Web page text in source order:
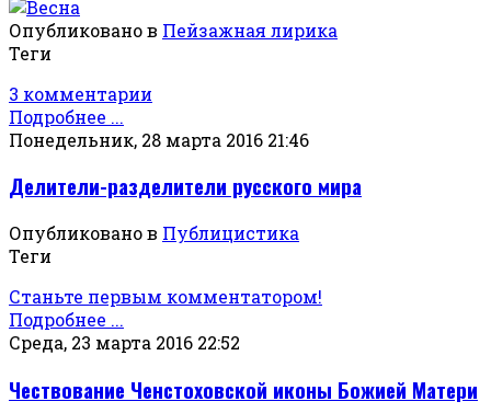
Опубликовано в Пейзажная лирика
Теги
3 комментарии
Подробнее ...
Понедельник, 28 марта 2016 21:46
Делители-разделители русского мира
Опубликовано в Публицистика
Теги
Станьте первым комментатором!
Подробнее ...
Среда, 23 марта 2016 22:52
Чествование Ченстоховской иконы Божией Матери